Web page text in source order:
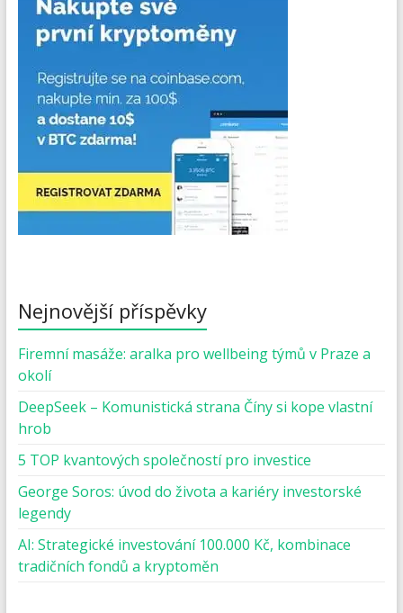
Nejnovější příspěvky
Firemní masáže: aralka pro wellbeing týmů v Praze a
okolí
DeepSeek – Komunistická strana Číny si kope vlastní
hrob
5 TOP kvantových společností pro investice
George Soros: úvod do života a kariéry investorské
legendy
AI: Strategické investování 100.000 Kč, kombinace
tradičních fondů a kryptoměn